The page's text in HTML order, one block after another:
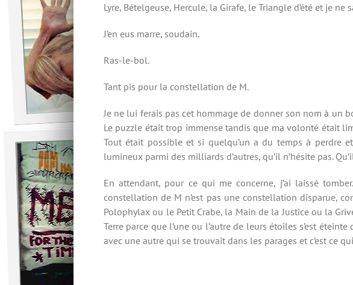
Lyre, Bételgeuse, Hercule, la Girafe, le Triangle d’été et je
J’en eus marre, soudain.
Ras-le-bol.
Tant pis pour la constellation de M.
Je ne lui ferais pas cet hommage de donner son nom à un
Le puzzle était trop immense tandis que ma volonté était
Tout était possible et si quelqu’un a du temps à perdre
lumineux parmi des milliards d’autres, qu’il n’hésite pas.
En attendant, pour ce qui me concerne, j’ai laissé
constellation de M n’est pas une constellation disparue,
Polophylax ou le Petit Crabe, la Main de la Justice ou la
Terre parce que l’une ou l’autre de leurs étoiles s’est
avec une autre qui se trouvait dans les parages et c’est ce